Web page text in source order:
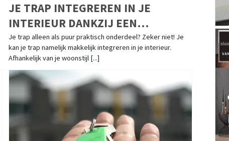
JE TRAP INTEGREREN IN JE
INTERIEUR DANKZIJ EEN
TRAPRENOVATIE
Je trap alleen als puur praktisch onderdeel? Zeker niet! Je
kan je trap namelijk makkelijk integreren in je interieur.
Afhankelijk van je woonstijl [...]